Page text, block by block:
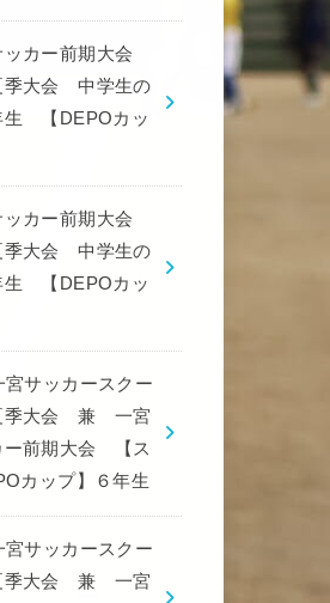
ッカー前期大会
季大会 中学生の
【DEPOカッ
ッカー前期大会
季大会 中学生の
【DEPOカッ
サッカースクー
季大会 兼 一宮
ー前期大会 【ス
カップ】６年生
サッカースクー
季大会 兼 一宮